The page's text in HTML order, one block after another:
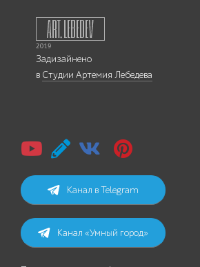
Задизайнено
в Студии Артемия Лебедева
Канал в Telegram
Канал «Умный город»